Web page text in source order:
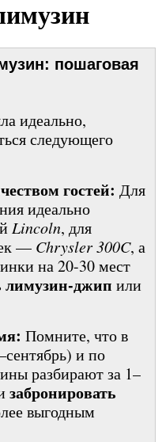
пошаговая
идеально,
следующего
гостей: Для
идеально
Lincoln, для
— Chrysler 300C, а
на 20-30 мест
лимузин-джип или
Помните, что в
и по
разбирают за 1–
забронировать
выгодным